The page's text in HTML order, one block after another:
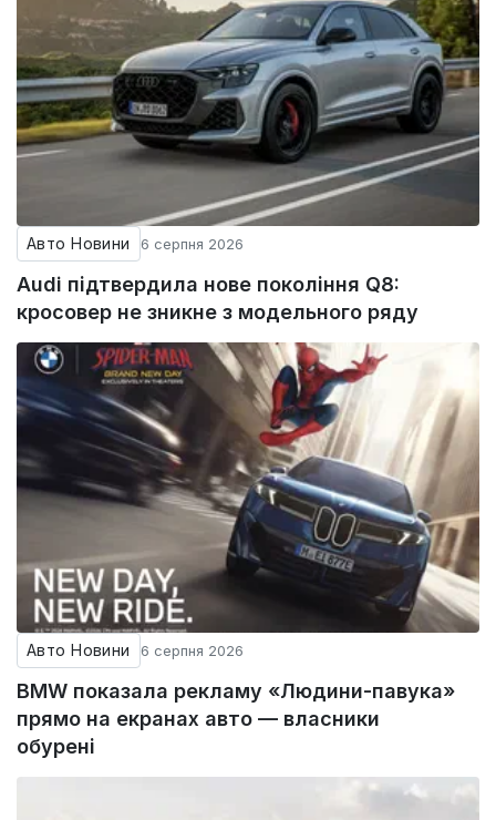
Авто Новини 6 серпня 2026
Audi підтвердила нове покоління Q8:
кросовер не зникне з модельного ряду
Авто Новини 6 серпня 2026
BMW показала рекламу «Людини-павука»
прямо на екранах авто — власники
обурені